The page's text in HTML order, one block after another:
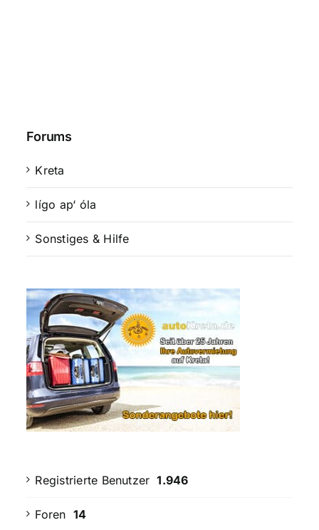
Forums
Kreta
lígo ap‘ óla
Sonstiges & Hilfe
Registrierte Benutzer 1.946
Foren 14